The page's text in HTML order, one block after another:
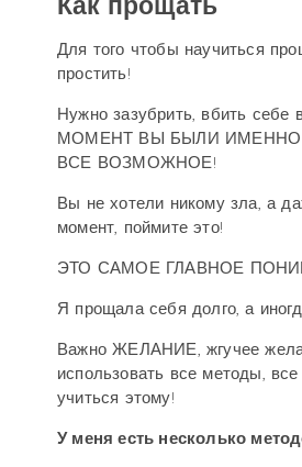
Для того чтобы научиться
простить!
Нужно зазубрить, вбить
МОМЕНТ ВЫ БЫЛИ
ВСЕ ВОЗМОЖНОЕ!
Вы не хотели никому зла, а
момент, поймите это!
ЭТО САМОЕ ГЛАВНОЕ
Я прощала себя долго, а
Важно ЖЕЛАНИЕ, жгучее
использовать все методы,
учиться этому!
У меня есть несколько